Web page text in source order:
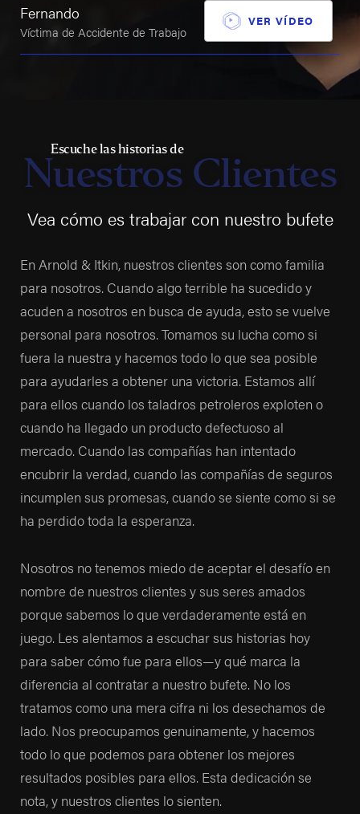
Fernando
Víctima de Accidente de Trabajo
VER VÍDEO
Escuche las historias de
Nuestros Clientes
Vea cómo es trabajar con nuestro bufete
En Arnold & Itkin, nuestros clientes son como familia
para nosotros. Cuando algo terrible ha sucedido y
acuden a nosotros en busca de ayuda, esto se vuelve
personal para nosotros. Tomamos su lucha como si
fuera la nuestra y hacemos todo lo que sea posible
para ayudarles a obtener una victoria. Estamos allí
para ellos cuando los taladros petroleros exploten o
cuando ha llegado un producto defectuoso al
mercado. Cuando las compañías han intentado
encubrir la verdad, cuando las compañías de seguros
incumplen sus promesas, cuando se siente como si se
ha perdido toda la esperanza.
Nosotros no tenemos miedo de aceptar el desafío en
nombre de nuestros clientes y sus seres amados
porque sabemos lo que verdaderamente está en
juego. Les alentamos a escuchar sus historias hoy
para saber cómo fue para ellos—y qué marca la
diferencia al contratar a nuestro bufete. No los
tratamos como una mera cifra ni los desechamos de
lado. Nos preocupamos genuinamente, y hacemos
todo lo que podemos para obtener los mejores
resultados posibles para ellos. Esta dedicación se
nota, y nuestros clientes lo sienten.